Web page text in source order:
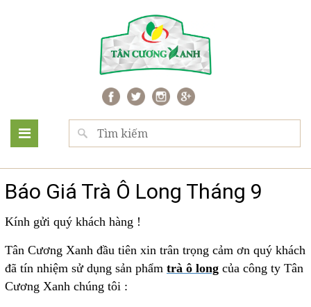
Báo Giá Trà Ô Long Tháng 9
Kính gửi quý khách hàng !
Tân Cương Xanh đầu tiên xin trân trọng cảm ơn quý khách
đã tín nhiệm sử dụng sản phẩm trà ô long của công ty Tân
Cương Xanh chúng tôi :